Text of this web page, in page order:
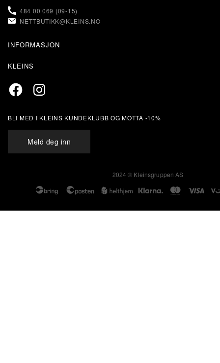
484 00 069 (09-15)
NETTBUTIKK@KLEINS.NO
INFORMASJON
FAQ – OFTE STILTE SPØRSMÅL
RETUR & BYTTE
KLEINS
BUTIKKER & ÅPNINGSTIDER
STØRRELSESANBEFALING
Facebook
Instagram
BLI MED I KLEINS KUNDEKLUBB OG MOTTA -10%
Meld deg inn
2024 © Kleinsgruppen AS